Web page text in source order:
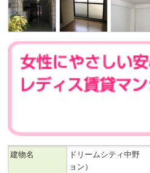
建物名
ドリームシティ中野
ョン）